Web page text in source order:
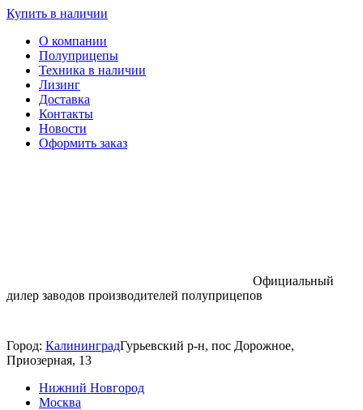
Купить в наличии
О компании
Полуприцепы
Техника в наличии
Лизинг
Доставка
Контакты
Новости
Оформить заказ
Официальный
дилер заводов производителей полуприцепов
Город: КалининградГурьевский р-н, пос Дорожное,
Приозерная, 13
Нижний Новгород
Москва